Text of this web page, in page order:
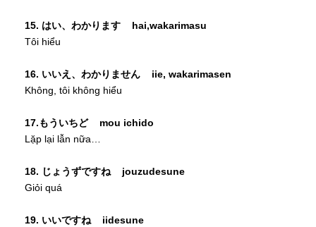
15. はい、わかります hai,wakarimasu
Tôi hiểu
16. いいえ、わかりません iie, wakarimasen
Không, tôi không hiểu
17.もういちど mou ichido
Lặp lại lẫn nữa…
18. じょうずですね jouzudesune
Giỏi quá
19. いいですね iidesune